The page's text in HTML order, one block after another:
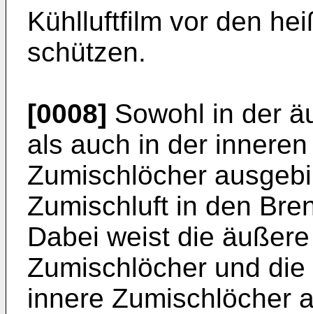
Kühlluftfilm vor den
schützen.
[0008] Sowohl in der
als auch in der
Zumischlöcher
Zumischluft in den
Dabei weist die
Zumischlöcher und
innere Zumischlöcher